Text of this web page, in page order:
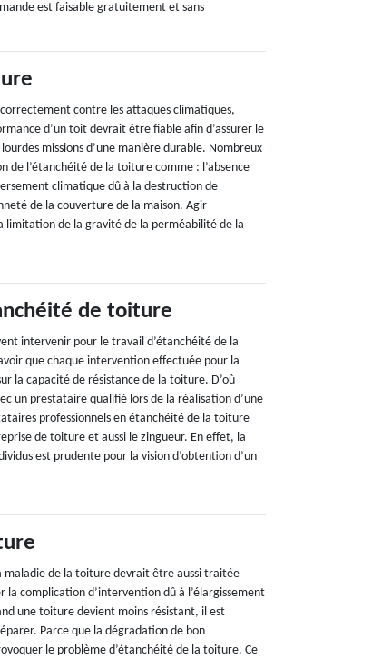
est faisable gratuitement et sans
contre les attaques climatiques,
d’un toit devrait être fiable afin d’assurer le
missions d’une manière durable. Nombreux
de l’étanchéité de la toiture comme : l’absence
climatique dû à la destruction de
de la couverture de la maison. Agir
limitation de la gravité de la perméabilité de la
de toiture
intervenir pour le travail d’étanchéité de la
que chaque intervention effectuée pour la
la capacité de résistance de la toiture. D’où
un prestataire qualifié lors de la réalisation d’une
professionnels en étanchéité de la toiture
de toiture et aussi le zingueur. En effet, la
est prudente pour la vision d’obtention d’un
maladie de la toiture devrait être aussi traitée
la complication d’intervention dû à l’élargissement
une toiture devient moins résistant, il est
Parce que la dégradation de bon
le problème d’étanchéité de la toiture. Ce